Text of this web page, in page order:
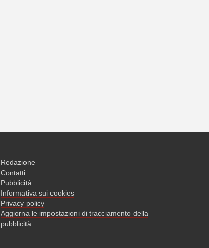
Redazione
Contatti
Pubblicità
Informativa sui cookies
Privacy policy
Aggiorna le impostazioni di tracciamento della
pubblicità